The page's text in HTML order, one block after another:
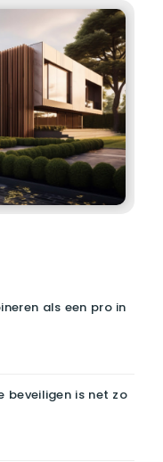
als een pro in
beveiligen is net zo